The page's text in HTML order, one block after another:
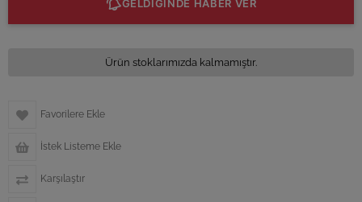
GELDİĞİNDE HABER VER
Ürün stoklarımızda kalmamıştır.
Favorilere Ekle
İstek Listeme Ekle
Karşılaştır